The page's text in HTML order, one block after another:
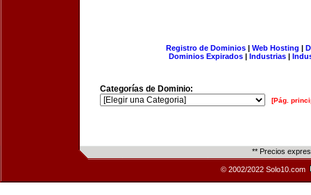
Registro de Dominios| Web Hosting |
Dominios Expirados | Industrias |
Categorías de Dominio:
[Pág.
** Precios
© 2002/2022 Solo10.com